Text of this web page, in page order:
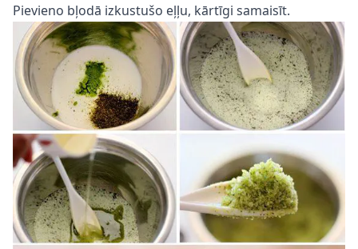
Pievieno bļodā izkustušo eļļu, kārtīgi samaisīt.